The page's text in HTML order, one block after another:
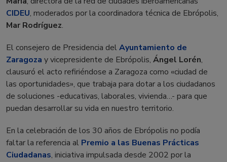
CIDEU, moderados por la coordinadora técnica de Ebrópolis,
Mar Rodríguez.
El consejero de Presidencia del Ayuntamiento de
Zaragoza y vicepresidente de Ebrópolis, Ángel Lorén,
clausuró el acto refiriéndose a Zaragoza como «ciudad de
las oportunidades», que trabaja para dotar a los ciudadanos
de soluciones -educativas, laborales, vivienda…- para que
puedan desarrollar su vida en nuestro territorio.
En la celebración de los 30 años de Ebrópolis no podía
faltar la referencia al Premio a las Buenas Prácticas
Ciudadanas, iniciativa impulsada desde 2002 por la